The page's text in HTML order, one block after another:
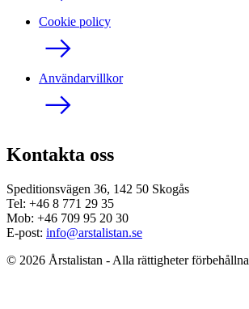
Cookie policy
Användarvillkor
Kontakta oss
Speditionsvägen 36, 142 50 Skogås
Tel: +46 8 771 29 35
Mob: +46 709 95 20 30
E-post: info@arstalistan.se
© 2026 Årstalistan - Alla rättigheter förbehållna